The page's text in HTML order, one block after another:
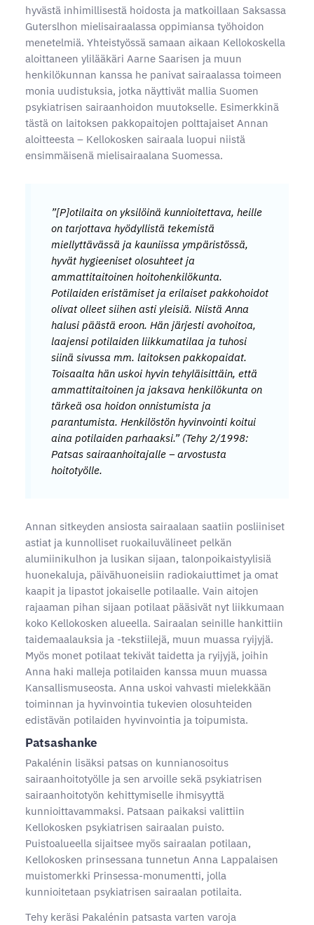
hyvästä inhimillisestä hoidosta ja matkoillaan Saksassa
Guterslhon mielisairaalassa oppimiansa työhoidon
menetelmiä. Yhteistyössä samaan aikaan Kellokoskella
aloittaneen ylilääkäri Aarne Saarisen ja muun
henkilökunnan kanssa he panivat sairaalassa toimeen
monia uudistuksia, jotka näyttivät mallia Suomen
psykiatrisen sairaanhoidon muutokselle. Esimerkkinä
tästä on laitoksen pakkopaitojen polttajaiset Annan
aloitteesta – Kellokosken sairaala luopui niistä
ensimmäisenä mielisairaalana Suomessa.
”[P]otilaita on yksilöinä kunnioitettava, heille
on tarjottava hyödyllistä tekemistä
miellyttävässä ja kauniissa ympäristössä,
hyvät hygieeniset olosuhteet ja
ammattitaitoinen hoitohenkilökunta.
Potilaiden eristämiset ja erilaiset pakkohoidot
olivat olleet siihen asti yleisiä. Niistä Anna
halusi päästä eroon. Hän järjesti avohoitoa,
laajensi potilaiden liikkumatilaa ja tuhosi
siinä sivussa mm. laitoksen pakkopaidat.
Toisaalta hän uskoi hyvin tehyläisittäin, että
ammattitaitoinen ja jaksava henkilökunta on
tärkeä osa hoidon onnistumista ja
parantumista. Henkilöstön hyvinvointi koitui
aina potilaiden parhaaksi.” (Tehy 2/1998:
Patsas sairaanhoitajalle – arvostusta
hoitotyölle.
Annan sitkeyden ansiosta sairaalaan saatiin posliiniset
astiat ja kunnolliset ruokailuvälineet pelkän
alumiinikulhon ja lusikan sijaan, talonpoikaistyylisiä
huonekaluja, päivähuoneisiin radiokaiuttimet ja omat
kaapit ja lipastot jokaiselle potilaalle. Vain aitojen
rajaaman pihan sijaan potilaat pääsivät nyt liikkumaan
koko Kellokosken alueella. Sairaalan seinille hankittiin
taidemaalauksia ja -tekstiilejä, muun muassa ryijyjä.
Myös monet potilaat tekivät taidetta ja ryijyjä, joihin
Anna haki malleja potilaiden kanssa muun muassa
Kansallismuseosta. Anna uskoi vahvasti mielekkään
toiminnan ja hyvinvointia tukevien olosuhteiden
edistävän potilaiden hyvinvointia ja toipumista.
Patsashanke
Pakalénin lisäksi patsas on kunnianosoitus
sairaanhoitotyölle ja sen arvoille sekä psykiatrisen
sairaanhoitotyön kehittymiselle ihmisyyttä
kunnioittavammaksi. Patsaan paikaksi valittiin
Kellokosken psykiatrisen sairaalan puisto.
Puistoalueella sijaitsee myös sairaalan potilaan,
Kellokosken prinsessana tunnetun Anna Lappalaisen
muistomerkki Prinsessa-monumentti, jolla
kunnioitetaan psykiatrisen sairaalan potilaita.
Tehy keräsi Pakalénin patsasta varten varoja